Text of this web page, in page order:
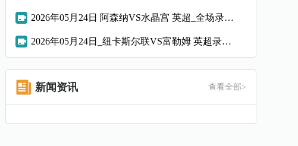
2026年05月24日 阿森纳VS水晶宫 英超_全场录像【全场回放】
2026年05月24日_纽卡斯尔联VS富勒姆 英超录像_全场录像【视频集锦】
新闻资讯 查看全部>